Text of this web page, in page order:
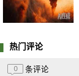
热门评论
0 条评论